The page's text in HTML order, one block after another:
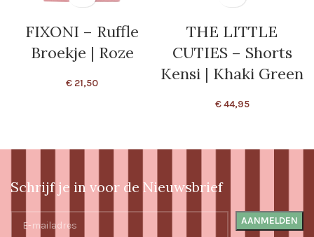
FIXONI – Ruffle
Broekje | Roze
€ 21,50
THE LITTLE
CUTIES – Shorts
Kensi | Khaki Green
€44,95
Schrijf je in voor de Nieuwsbrief